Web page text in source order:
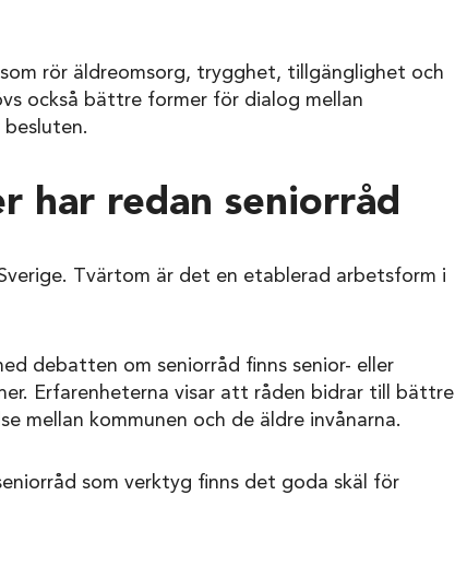
rör äldreomsorg, trygghet, tillgänglighet och
också bättre former för dialog mellan
besluten.
har redan seniorråd
Tvärtom är det en etablerad arbetsform i
debatten om seniorråd finns senior- eller
Erfarenheterna visar att råden bidrar till bättre
mellan kommunen och de äldre invånarna.
som verktyg finns det goda skäl för